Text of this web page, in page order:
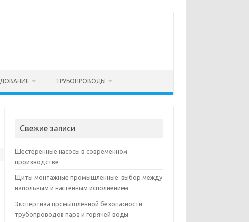
ТРУБОПРОВОДЫ
Свежие записи
Шестеренные насосы в современном
производстве
Щиты монтажные промышленные: выбор между
напольным и настенным исполнением
Экспертиза промышленной безопасности
трубопроводов пара и горячей воды